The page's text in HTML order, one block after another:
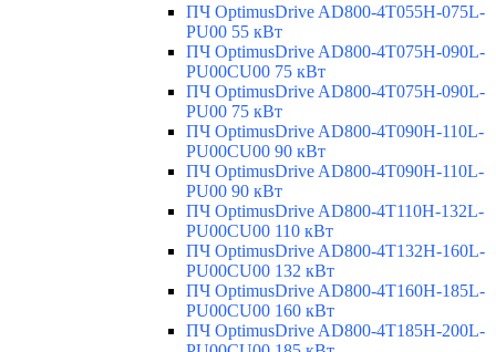
ПЧ OptimusDrive AD800-4T055H-075L-
PU00 55 кВт
ПЧ OptimusDrive AD800-4T075H-090L-
PU00CU00 75 кВт
ПЧ OptimusDrive AD800-4T075H-090L-
PU00 75 кВт
ПЧ OptimusDrive AD800-4T090H-110L-
PU00CU00 90 кВт
ПЧ OptimusDrive AD800-4T090H-110L-
PU00 90 кВт
ПЧ OptimusDrive AD800-4T110H-132L-
PU00CU00 110 кВт
ПЧ OptimusDrive AD800-4T132H-160L-
PU00CU00 132 кВт
ПЧ OptimusDrive AD800-4T160H-185L-
PU00CU00 160 кВт
ПЧ OptimusDrive AD800-4T185H-200L-